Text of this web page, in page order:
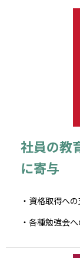
社員の教
に寄与
・資格取得へ
・各種勉強会